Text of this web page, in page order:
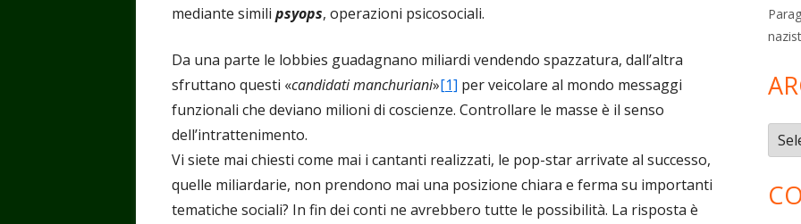
mediante simili psyops, operazioni psicosociali.
Da una parte le lobbies guadagnano miliardi vendendo spazzatura, dall’altra
sfruttano questi «candidati manchuriani»[1] per veicolare al mondo messaggi
funzionali che deviano milioni di coscienze. Controllare le masse è il senso
dell’intrattenimento.
Vi siete mai chiesti come mai i cantanti realizzati, le pop-star arrivate al successo,
quelle miliardarie, non prendono mai una posizione chiara e ferma su importanti
tematiche sociali? In fin dei conti ne avrebbero tutte le possibilità. La risposta è